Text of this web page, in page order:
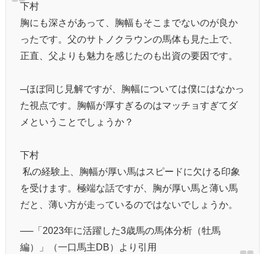
下村
胸にも深さがあって、胸幅もそこまでないのが良か
ったです。父のサトノクラウンの馬体も見た上で、
正直、父よりも魅力を感じたのも出資の要因です。
─ほぼ同じ見解ですが、胸幅については僕にはなかっ
た視点です。胸幅が厚すぎるのはマッチョすぎてダ
メということでしょうか？
下村
私の経験上、胸幅が厚い馬はスピードに欠ける印象
を受けます。極端な話ですが、胸が厚い馬と薄い馬
だと、薄い方が走っているのではないでしょうか。
──「2023年に活躍した3歳馬の馬体分析（牡馬
編）」（一口馬主DB）より引用